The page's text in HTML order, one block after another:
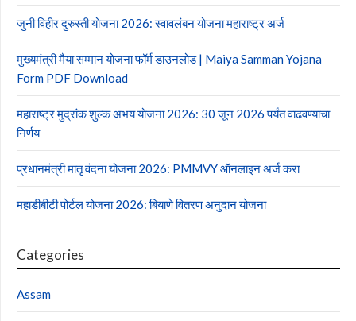
जुनी विहीर दुरुस्ती योजना 2026: स्वावलंबन योजना महाराष्ट्र अर्ज
मुख्यमंत्री मैया सम्मान योजना फॉर्म डाउनलोड | Maiya Samman Yojana
Form PDF Download
महाराष्ट्र मुद्रांक शुल्क अभय योजना 2026: 30 जून 2026 पर्यंत वाढवण्याचा
निर्णय
प्रधानमंत्री मातृ वंदना योजना 2026: PMMVY ऑनलाइन अर्ज करा
महाडीबीटी पोर्टल योजना 2026: बियाणे वितरण अनुदान योजना
Categories
Assam